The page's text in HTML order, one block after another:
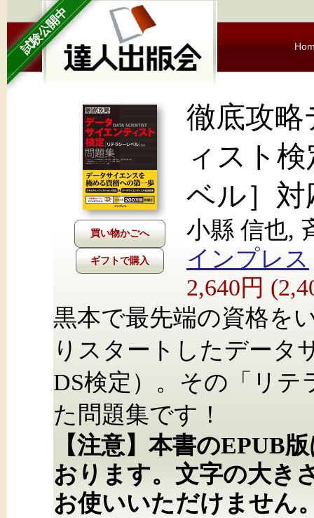
試験公開中
ギフトで購入
徹底攻
ィスト
ベル］対
小縣 信也,
インプレス
2,640円
黒本で最先端の資格を
りスタートしたデータ
DS検定）。その「リ
た問題集です！
【注意】本書のEPUB
おります。文字の大き
お使いいただけません